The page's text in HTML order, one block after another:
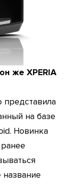
же XPERIA
представила
на базе
Новинка